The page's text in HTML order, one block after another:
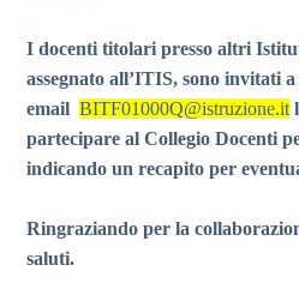
I docenti titolari presso altri
assegnato all’ITIS, sono invitati
email BITF01000Q@istruzione.it
partecipare al Collegio Docenti
indicando un recapito per
Ringraziando per la
saluti.